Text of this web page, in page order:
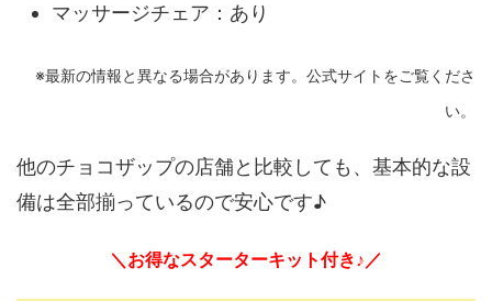
マッサージチェア：あり
※最新の情報と異なる場合があります。公式サイトをご覧くださ
い。
他のチョコザップの店舗と比較しても、基本的な設
備は全部揃っているので安心です♪
＼お得なスターターキット付き♪／